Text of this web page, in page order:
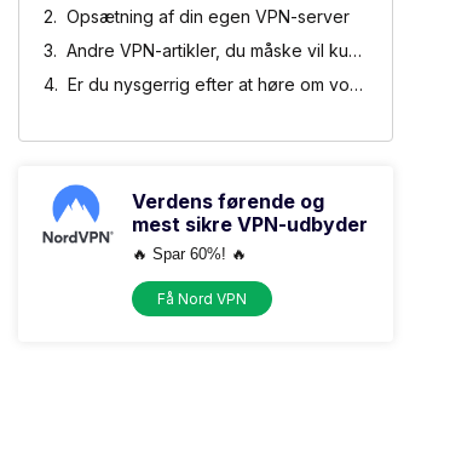
Opsætning af din egen VPN-server
Andre VPN-artikler, du måske vil kunne lide
Er du nysgerrig efter at høre om vores eksperter i beskyttelse af personlige oplysninger?
Verdens førende og
mest sikre VPN-udbyder
🔥 Spar 60%! 🔥
Få Nord VPN